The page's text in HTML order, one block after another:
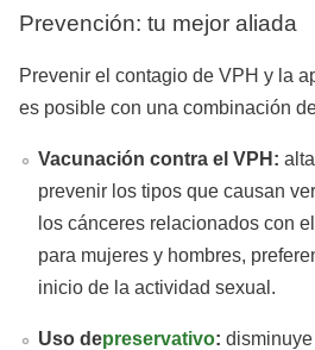
Prevención: tu mejor aliada
Prevenir el contagio de VPH y la
es posible con una combinación
Vacunación contra el VPH:
prevenir los tipos que causan
los cánceres relacionados con
para mujeres y hombres,
inicio de la actividad sexual.
Uso depreservativo: